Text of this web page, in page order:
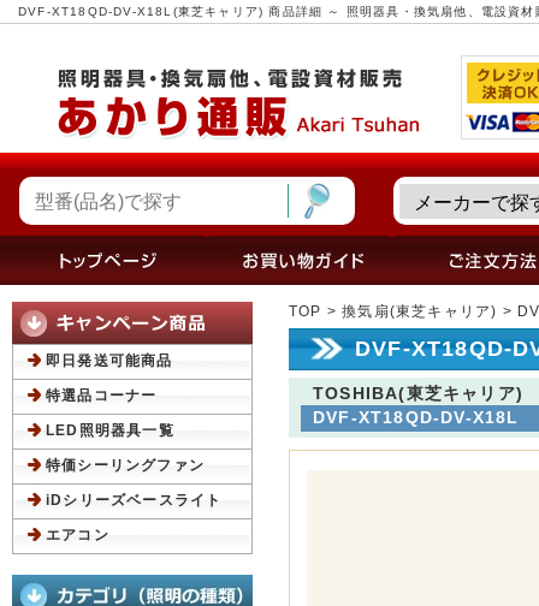
DVF-XT18QD-DV-X18L(東芝キャリア) 商品詳細 ～ 照明器具・換気扇他、電設資材
TOP >換気扇(東芝キャリア) >
DVF-XT18QD-
TOSHIBA(東芝キャリア)
DVF-XT18QD-DV-X18L
即日発送可能商品
特選品コーナー
LED照明器具一覧
特価シーリングファン
iDシリーズベースライト
エアコン